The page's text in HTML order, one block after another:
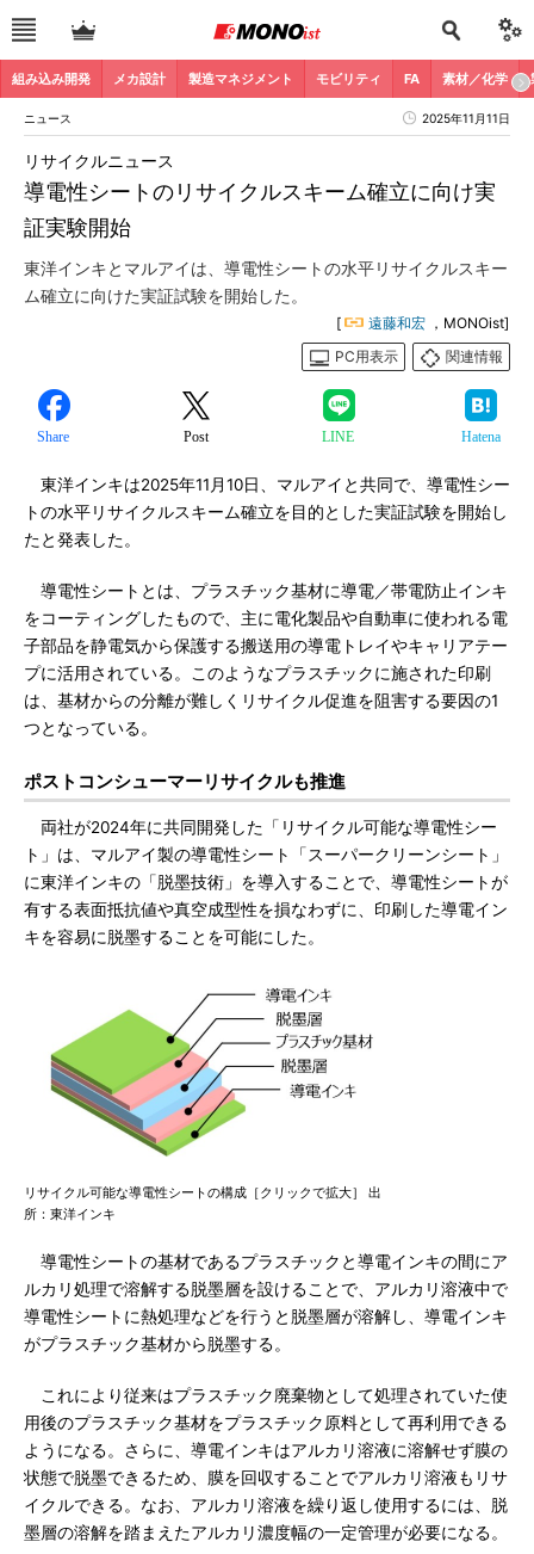
組み込み開発 メカ設計 製造マネジメント モビリティ FA 素材／化学
ニュース 2025年11月11日
導電性シートのリサイクルスキーム確立に向け実
証実験開始
リサイクルニュース
東洋インキとマルアイは、導電性シートの水平リサイクルスキー
ム確立に向けた実証試験を開始した。
[ 遠藤和宏 ，MONOist]
PC用表示
関連情報
Share Post LINE Hatena
東洋インキは2025年11月10日、マルアイと共同で、導電性シー
トの水平リサイクルスキーム確立を目的とした実証試験を開始し
たと発表した。
導電性シートとは、プラスチック基材に導電／帯電防止インキ
をコーティングしたもので、主に電化製品や自動車に使われる電
子部品を静電気から保護する搬送用の導電トレイやキャリアテー
プに活用されている。このようなプラスチックに施された印刷
は、基材からの分離が難しくリサイクル促進を阻害する要因の1
つとなっている。
ポストコンシューマーリサイクルも推進
両社が2024年に共同開発した「リサイクル可能な導電性シー
ト」は、マルアイ製の導電性シート「スーパークリーンシート」
に東洋インキの「脱墨技術」を導入することで、導電性シートが
有する表面抵抗値や真空成型性を損なわずに、印刷した導電イン
キを容易に脱墨することを可能にした。
リサイクル可能な導電性シートの構成［クリックで拡大］ 出
所：東洋インキ
導電性シートの基材であるプラスチックと導電インキの間にア
ルカリ処理で溶解する脱墨層を設けることで、アルカリ溶液中で
導電性シートに熱処理などを行うと脱墨層が溶解し、導電インキ
がプラスチック基材から脱墨する。
これにより従来はプラスチック廃棄物として処理されていた使
用後のプラスチック基材をプラスチック原料として再利用できる
ようになる。さらに、導電インキはアルカリ溶液に溶解せず膜の
状態で脱墨できるため、膜を回収することでアルカリ溶液もリサ
イクルできる。なお、アルカリ溶液を繰り返し使用するには、脱
墨層の溶解を踏まえたアルカリ濃度幅の一定管理が必要になる。